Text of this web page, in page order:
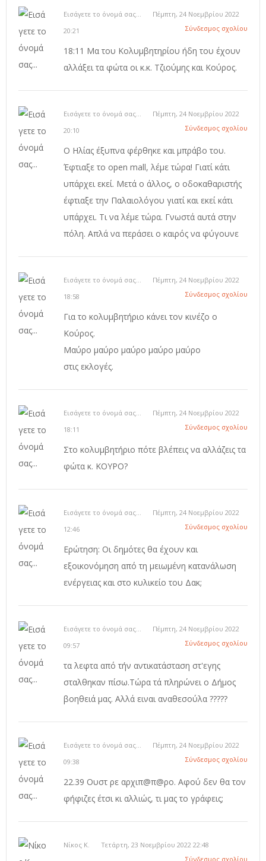
Εισάγετε το όνομά σας...
Πέμπτη, 24 Νοεμβρίου 2022
20:21
Σύνδεσμος σχολίου
18:11 Μα του Κολυμβητηρίου ήδη του έχουν
αλλάξει τα φώτα οι κ.κ. Τζιούμης και Κούρος.
Εισάγετε το όνομά σας...
Πέμπτη, 24 Νοεμβρίου 2022
20:10
Σύνδεσμος σχολίου
O Ηλίας έξυπνα φέρθηκε και μπράβο του.
Έφτιαξε το open mall, λέμε τώρα! Γιατί κάτι
υπάρχει εκεί. Μετά ο άλλος, ο οδοκαθαριστής
έφτιαξε την Παλαιολόγου γιατί και εκεί κάτι
υπάρχει. Τι να λέμε τώρα. Γνωστά αυτά στην
πόλη. Απλά να περάσει ο καιρός να φύγουνε
Εισάγετε το όνομά σας...
Πέμπτη, 24 Νοεμβρίου 2022
18:58
Σύνδεσμος σχολίου
Για το κολυμβητήριο κάνει τον κινέζο ο
Κούρος.
Μαύρο μαύρο μαύρο μαύρο μαύρο
στις εκλογές.
Εισάγετε το όνομά σας...
Πέμπτη, 24 Νοεμβρίου 2022
18:11
Σύνδεσμος σχολίου
Στο κολυμβητήριο πότε βλέπεις να αλλάζεις τα
φώτα κ. ΚΟΥΡΟ?
Εισάγετε το όνομά σας...
Πέμπτη, 24 Νοεμβρίου 2022
12:46
Σύνδεσμος σχολίου
Ερώτηση: Οι δημότες θα έχουν και
εξοικονόμηση από τη μειωμένη κατανάλωση
ενέργειας και στο κυλικείο του Δακ;
Εισάγετε το όνομά σας...
Πέμπτη, 24 Νοεμβρίου 2022
09:57
Σύνδεσμος σχολίου
τα λεφτα από τήν αντικατάσταση στ'εγης
σταλθηκαν πίσω.Τώρα τά πληρώνει ο Δήμος
βοηθειά μας. Αλλά ειναι αναθεσούλα ?????
Εισάγετε το όνομά σας...
Πέμπτη, 24 Νοεμβρίου 2022
09:38
Σύνδεσμος σχολίου
22.39 Ουστ ρε αρχιπ@π@ρο. Αφού δεν θα τον
φήφιζες έτσι κι αλλιώς, τι μας το γράφεις;
Νίκος Κ.
Τετάρτη, 23 Νοεμβρίου 2022 22:48
Σύνδεσμος σχολίου